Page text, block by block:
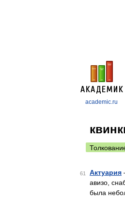
academic.ru
61 Актуария
авизо,
была